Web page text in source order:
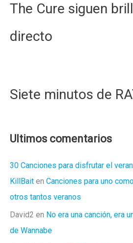
The Cure siguen
directo
Siete minutos de
Ultimos comentarios
30 Canciones para disfrutar el
KillBait en Canciones para uno
otros tantos veranos
David2 en No era una canción, era
de Wannabe